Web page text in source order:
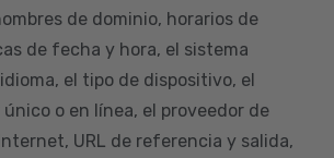
de dominio, horarios de
de fecha y hora, el sistema
el tipo de dispositivo, el
o en línea, el proveedor de
URL de referencia y salida,